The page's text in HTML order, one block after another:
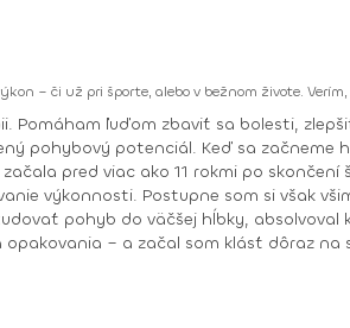
– či už pri športe, alebo v bežnom živote.
pohybový potenciál. Keď sa
výkonnosti. Postupne som si však
– a začal som klásť dôraz
cvičíme podobné cviky, no to, ako ich
telovýchovy a zdravia UK -odbor šport a zdravie Kurzy: